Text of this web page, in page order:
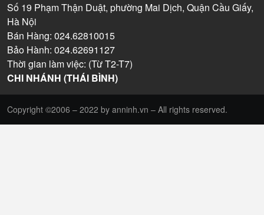
Số 19 Phạm Thận Duật, phường Mai Dịch, Quận Cầu Giấy,
Hà Nội
Bán Hàng: 024.62810015
Bảo Hành: 024.62691127
Thời gian làm việc: (Từ T2-T7)
CHI NHÁNH (THÁI BÌNH)
Copyright ©2006 – 2022 by anninh.vn – All rights reserved.